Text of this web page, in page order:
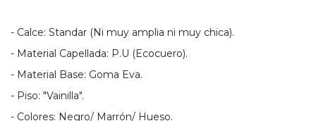
- Calce: Standar (Ni muy amplia ni muy chica).
- Material Capellada: P.U (Ecocuero).
- Material Base: Goma Eva.
- Piso: "Vainilla".
- Colores: Negro/ Marrón/ Hueso.